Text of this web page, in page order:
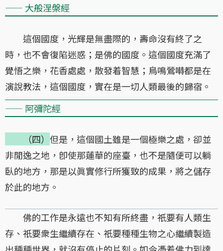
—— 大般涅槃經
這個國度，光輝是無盡際的，壽命沒有終了之
時，也不會復陷迷惑；是佛的國度。這個國度充滿了
覺悟之樂，花香處處，散發着智慧；鳥鳴鶯囀都是在
演說教法，這個國度，實在是一切人類最後的歸宿。
—— 阿彌陀經
（四） 但是，這個國土雖是一個極樂之處，卻並
非閒逸之地，卽使那蓮華的座臺，也不是隨便可以躺
臥的地方，那是以眞實修行所獲致的成果，將之儲存
於此的地方。
佛的工作是永遠也不知有所終盡，祇要有人類生
存、祇要衆生繼續存在、祇要種種生物之心繼續製造